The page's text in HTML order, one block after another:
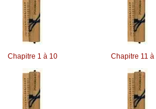
Chapitre 1 à 10 Chapitre 11 à